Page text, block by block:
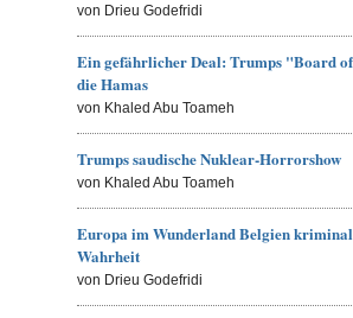
von Drieu Godefridi
Ein gefährlicher Deal: Trumps "Board
die Hamas
von Khaled Abu Toameh
Trumps saudische Nuklear-Horrorshow
von Khaled Abu Toameh
Europa im Wunderland Belgien
Wahrheit
von Drieu Godefridi